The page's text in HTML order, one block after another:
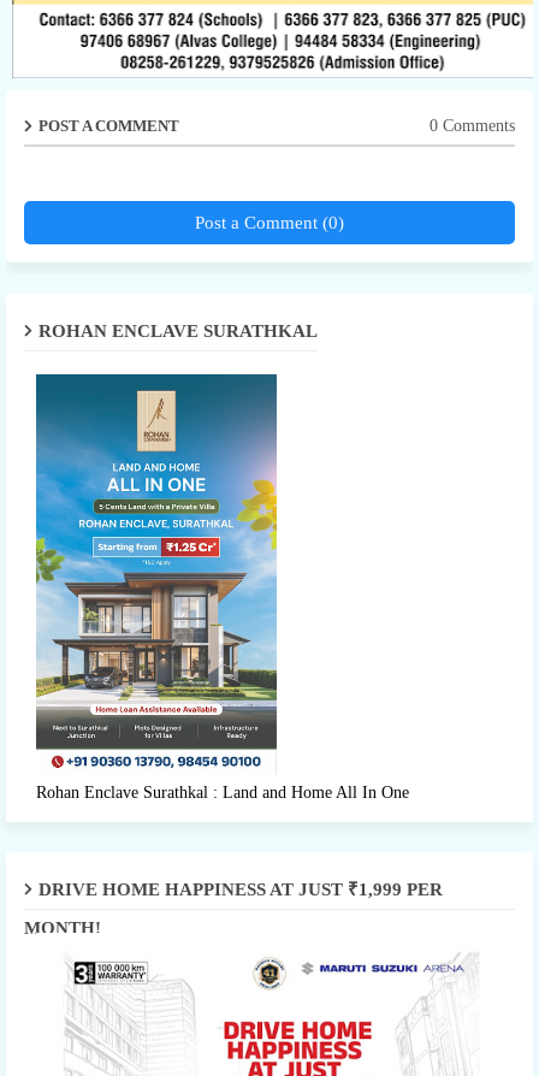
POST A COMMENT 0 Comments
Post a Comment (0)
ROHAN ENCLAVE SURATHKAL
Rohan Enclave Surathkal : Land and Home All In One
DRIVE HOME HAPPINESS AT JUST ₹1,999 PER
MONTH!